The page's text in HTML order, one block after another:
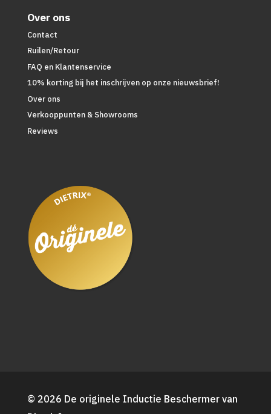
Over ons
Contact
Ruilen/Retour
FAQ en Klantenservice
10% korting bij het inschrijven op onze nieuwsbrief!
Over ons
Verkooppunten & Showrooms
Reviews
© 2026 De originele Inductie Beschermer van